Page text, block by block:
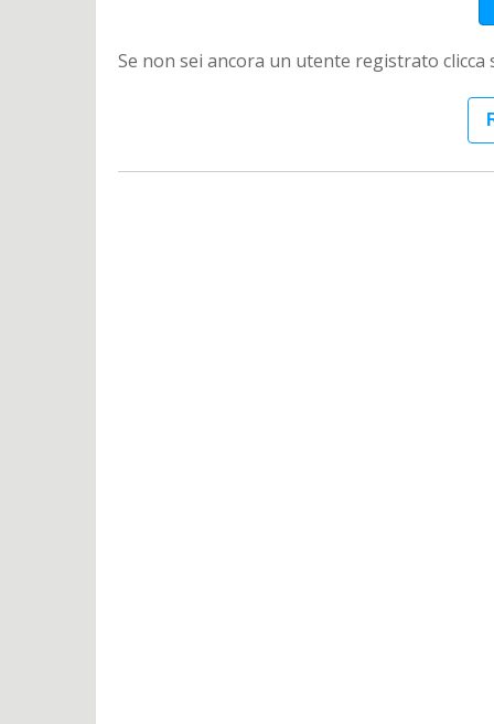
Se non sei ancora un utente registrato